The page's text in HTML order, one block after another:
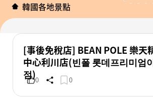
韓國各地景點
[事後免稅店] BEAN POLE 樂天
中心利川店(빈폴 롯데프리미엄
점)0 0